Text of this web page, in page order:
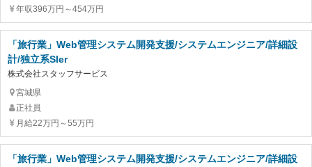
年収396万円～454万円
「旅行業」Web管理システム開発支援/システムエンジニア/詳細設
計/独立系SIer
株式会社スタッフサービス
宮城県
正社員
月給22万円～55万円
「旅行業」Web管理システム開発支援/システムエンジニア/詳細設